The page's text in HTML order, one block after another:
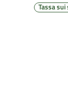
Tassa sui